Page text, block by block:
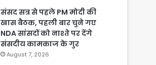
संसद सत्र से पहले PM मोदी की
खास बैठक, पहली बार चुने गए
NDA सांसदों को नाश्ते पर देंगे
संसदीय कामकाज के गुर
August 7, 2026